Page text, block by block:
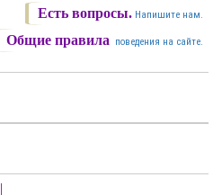
Есть вопросы. Напишите нам.
Общие правила поведения на сайте.